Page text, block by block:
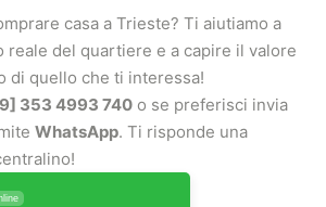
casa a Trieste? Ti aiutiamo a
reale del quartiere e a capire il valore
di quello che ti interessa!
353 4993 740 o se preferisci invia
WhatsApp. Ti risponde una